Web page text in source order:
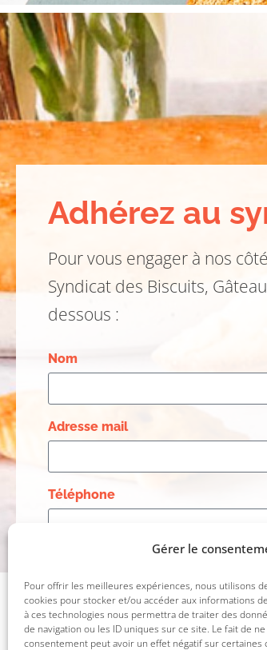
Gérer le
Pour offrir les meilleures expériences, nous utilisons
cookies pour stocker et/ou accéder aux informations
à ces technologies nous permettra de traiter des
de navigation ou les ID uniques sur ce site. Le fait de
consentement peut avoir un effet négatif sur certaines
Adhérez au
Pour vous engager à nos
Syndicat des Biscuits,
dessous :
Nom
Adresse mail
Téléphone
Toutes les
actualités